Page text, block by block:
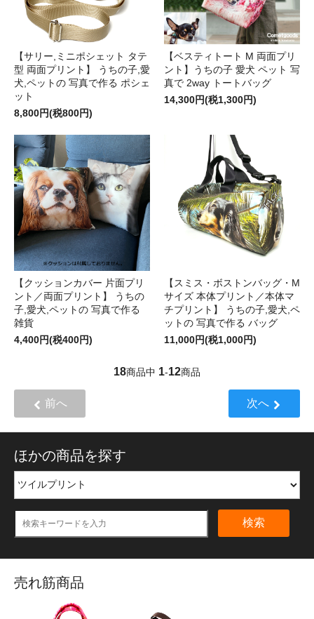
【サリー,ミニポシェット タテ
型 両面プリント】 うちの子,愛
犬,ペットの 写真で作る ポシェ
ット
8,800円(税800円)
【ベスティトート M 両面プリ
ント】うちの子 愛犬 ペット 写
真で 2way トートバッグ
14,300円(税1,300円)
【クッションカバー 片面プリ
ント／両面プリント】 うちの
子,愛犬,ペットの 写真で作る
雑貨
4,400円(税400円)
【スミス・ボストンバッグ・M
サイズ 本体プリント／本体マ
チプリント】 うちの子,愛犬,ペ
ットの 写真で作る バッグ
11,000円(税1,000円)
18商品中 1-12商品
前へ 次へ
ほかの商品を探す
検索
売れ筋商品